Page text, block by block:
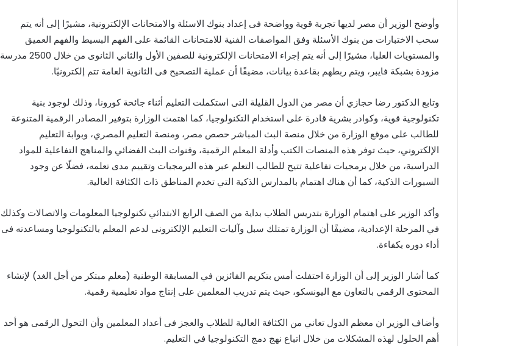
وأوضح الوزير أن مصر لديها تجربة قوية وواضحة فى إعداد بنوك الاسئلة والامتحانات الإلكترونية، مشيرًا إلى أنه يتم
سحب الاختبارات من بنوك الأسئلة وفق المواصفات الفنية للامتحانات القائمة على الفهم البسيط والفهم العميق
والمستويات العليا، مشيرًا إلى أنه يتم إجراء الامتحانات الإلكترونية للصفين الأول والثاني الثانوى من خلال 2500 مدرسة
مزودة بشبكة فايبر، ويتم ربطهم بقاعدة بيانات، مضيفًا أن عملية التصحيح فى الثانوية العامة تتم إلكترونيًا.
وتابع الدكتور رضا حجازي أن مصر من الدول القليلة التى استكملت التعليم أثناء جائحة كورونا، وذلك لوجود بنية
تكنولوجية قوية، وكوادر بشرية قادرة على استخدام التكنولوجيا، كما اهتمت الوزارة بتوفير المصادر الرقمية المتنوعة
للطالب على موقع الوزارة من خلال منصة البث المباشر حصص مصر، ومنصة التعليم المصري، وبوابة التعليم
الإلكتروني، حيث توفر هذه المنصات الكتب وأدلة المعلم الرقمية، وقنوات البث الفضائي والمناهج التفاعلية للمواد
الدراسية، من خلال برمجيات تفاعلية تتيح للطالب التعلم عبر هذه البرمجيات وتقييم مدى تعلمه، فضلًا عن وجود
السبورات الذكية، كما أن هناك اهتمام بالمدارس الذكية التي تخدم المناطق ذات الكثافة العالية.
وأكد الوزير على اهتمام الوزارة بتدريس الطلاب بداية من الصف الرابع الابتدائي تكنولوجيا المعلومات والاتصالات وكذلك
في المرحلة الإعدادية، مضيفًا أن الوزارة تمتلك سبل وآليات التعليم الإلكترونى لدعم المعلم بالتكنولوجيا ومساعدته فى
أداء دوره بكفاءة.
كما أشار الوزير إلى أن الوزارة احتفلت أمس بتكريم الفائزين في المسابقة الوطنية (معلم مبتكر من أجل الغد) لإنشاء
المحتوى الرقمي بالتعاون مع اليونسكو، حيث يتم تدريب المعلمين على إنتاج مواد تعليمية رقمية.
وأضاف الوزير ان معظم الدول تعاني من الكثافة العالية للطلاب والعجز فى أعداد المعلمين وأن التحول الرقمى هو أحد
أهم الحلول لهذه المشكلات من خلال اتباع نهج دمج التكنولوجيا في التعليم.